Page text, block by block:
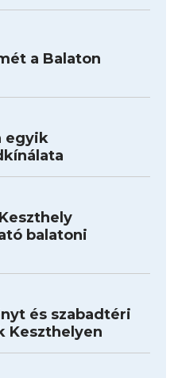
a Balaton
egyik
balatoni
és szabadtéri
Keszthelyen